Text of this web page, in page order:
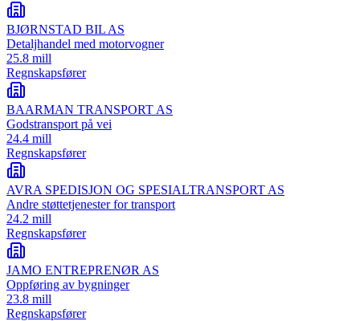
BJØRNSTAD BIL AS
Detaljhandel med motorvogner
25.8 mill
Regnskapsfører
BAARMAN TRANSPORT AS
Godstransport på vei
24.4 mill
Regnskapsfører
AVRA SPEDISJON OG SPESIALTRANSPORT AS
Andre støttetjenester for transport
24.2 mill
Regnskapsfører
JAMO ENTREPRENØR AS
Oppføring av bygninger
23.8 mill
Regnskapsfører